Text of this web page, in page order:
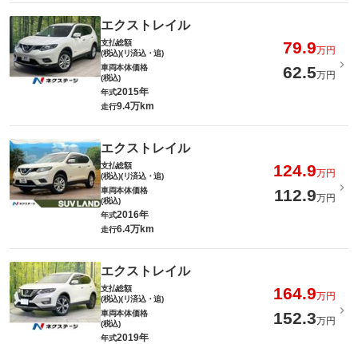
エクストレイル
支払総額
(税込)(リ済込・追)
79.9万円
車両本体価格
(税込)
62.5万円
年式2015年
走行9.4万km
エクストレイル
支払総額
(税込)(リ済込・追)
124.9万円
車両本体価格
(税込)
112.9万円
年式2016年
走行6.4万km
エクストレイル
支払総額
(税込)(リ済込・追)
164.9万円
車両本体価格
(税込)
152.3万円
年式2019年